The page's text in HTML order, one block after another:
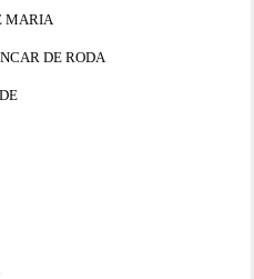
MARIA
DE RODA